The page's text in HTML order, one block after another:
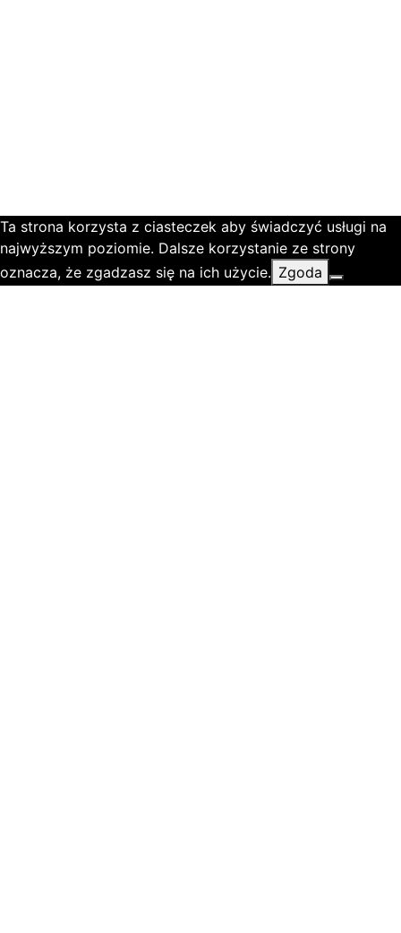
Ta strona korzysta z ciasteczek aby świadczyć usługi na
najwyższym poziomie. Dalsze korzystanie ze strony
oznacza, że zgadzasz się na ich użycie. Zgoda